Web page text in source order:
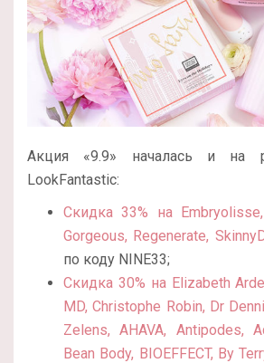
Акция «9.9» началась и на
LookFantastic:
Скидка 33% на Embryolisse,
Gorgeous, Regenerate,
по коду NINE33;
Скидка 30% на Elizabeth
MD, Christophe Robin, Dr
Zelens, AHAVA, Antipodes,
Bean Body, BIOEFFECT, By